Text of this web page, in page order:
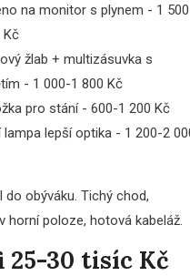
na monitor s plynem - 1
Kč
žlab + multizásuvka s
- 1 000-1 800 Kč
pro stání - 600-1 200 Kč
lampa lepší optika - 1 200-2
do obýváku. Tichý chod,
horní poloze, hotová kabeláž.
25-30 tisíc Kč